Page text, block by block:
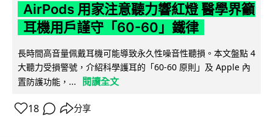
AirPods 用家注意聽力響紅燈 醫學界籲
耳機用戶謹守「60-60」鐵律
長時間高音量佩戴耳機可能導致永久性噪音性聽損。本文盤點 4
大聽力受損警號，介紹科學護耳的「60-60 原則」及 Apple 內
置防護功能，...
閱讀全文
18 分享